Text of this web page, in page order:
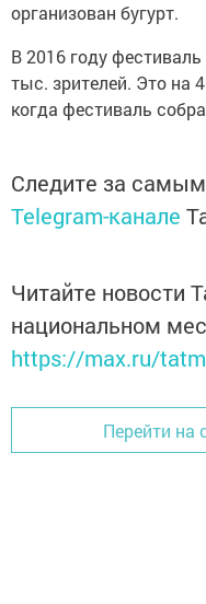
организован бугурт.
В 2016 году
тыс. зрителей. Это на
когда фестиваль
Следите за
Telegram-канале
Читайте новости
национальном
https://max.ru/
Перейти на